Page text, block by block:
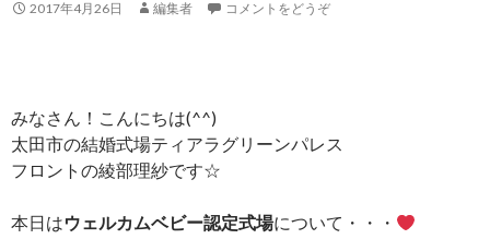
2017年4月26日 編集者 コメントをどうぞ
みなさん！こんにちは(^^)
太田市の結婚式場ティアラグリーンパレス
フロントの綾部理紗です☆
本日はウェルカムベビー認定式場について・・・